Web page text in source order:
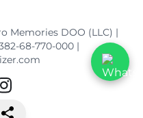
Memories DOO (LLC) |
68-770-000|